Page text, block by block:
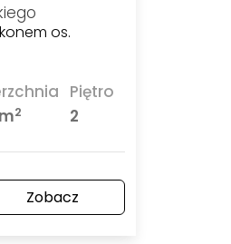
os.
2
Piętro
2
Zobacz